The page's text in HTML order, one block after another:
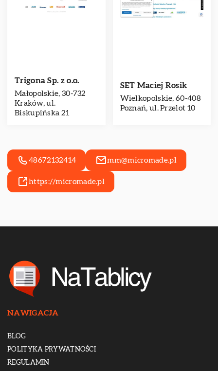
Trigona Sp. z o.o.
Małopolskie, 30-732
Kraków, ul.
Biskupińska 21
SET Maciej Rosik
Wielkopolskie, 60-408
Poznań, ul. Przelot 10
48672132414 mm@micromade.pl
https://micromade.pl
NAWIGACJA
BLOG
POLITYKA PRYWATNOŚCI
REGULAMIN